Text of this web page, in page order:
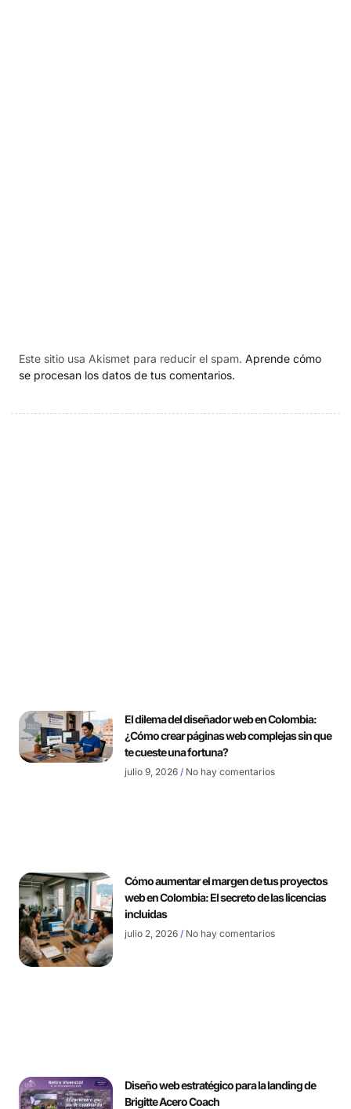
Este sitio usa Akismet para reducir el spam. Aprende cómo
se procesan los datos de tus comentarios.
El dilema del diseñador web en Colombia:
¿Cómo crear páginas web complejas sin que
te cueste una fortuna?
julio 9, 2026 No hay comentarios
Cómo aumentar el margen de tus proyectos
web en Colombia: El secreto de las licencias
incluidas
julio 2, 2026 No hay comentarios
Diseño web estratégico para la landing de
Brigitte Acero Coach